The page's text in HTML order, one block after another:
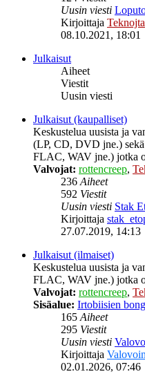
Uusin viesti
Kirjoittaja Teknojta
08.10.2021, 18:01
Julkaisut
Aiheet
Viestit
Uusin viesti
Julkaisut (kaupalliset)
Keskustelua uusista ja
(LP, CD, DVD jne.)
FLAC, WAV jne.) jotka
Valvojat: rottencreep,
236Aiheet
592 Viestit
Uusin viesti Stak
Kirjoittaja
27.07.2019, 14:13
Julkaisut (ilmaiset)
Keskustelua uusista ja
FLAC, WAV jne.) jotka
Valvojat: rottencreep,
Sisäalue: Irtobiisien
165Aiheet
295 Viestit
Uusin viesti
Kirjoittaja
02.01.2026, 07:46